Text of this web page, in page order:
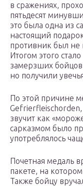
в сражениях,
пятьдесят
это была одна из
настоящий
противник был не
Итогом этого
замерзших
но получили
По этой причине
звучит как
сарказмом было
употреблялось
Почетная медаль
пакете, на
Также бойцу